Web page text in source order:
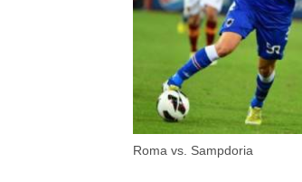
Roma vs. Sampdoria